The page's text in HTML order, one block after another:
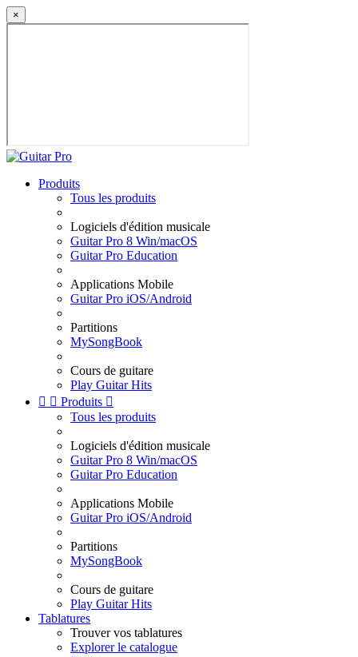
×
Produits
Tous les produits
Logiciels d'édition musicale
Guitar Pro 8 Win/macOS
Guitar Pro Education
Applications Mobile
Guitar Pro iOS/Android
Partitions
MySongBook
Cours de guitare
Play Guitar Hits
  Produits 
Tous les produits
Logiciels d'édition musicale
Guitar Pro 8 Win/macOS
Guitar Pro Education
Applications Mobile
Guitar Pro iOS/Android
Partitions
MySongBook
Cours de guitare
Play Guitar Hits
Tablatures
Trouver vos tablatures
Explorer le catalogue